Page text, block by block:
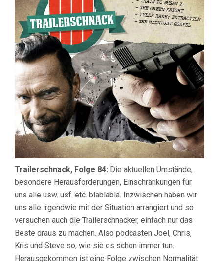
KEINE
Trailerschnack, Folge 84: Die aktuellen Umstände,
besondere Herausforderungen, Einschränkungen für
uns alle usw. usf. etc. blablabla. Inzwischen haben wir
uns alle irgendwie mit der Situation arrangiert und so
versuchen auch die Trailerschnacker, einfach nur das
Beste draus zu machen. Also podcasten Joel, Chris,
Kris und Steve so, wie sie es schon immer tun.
Herausgekommen ist eine Folge zwischen Normalität